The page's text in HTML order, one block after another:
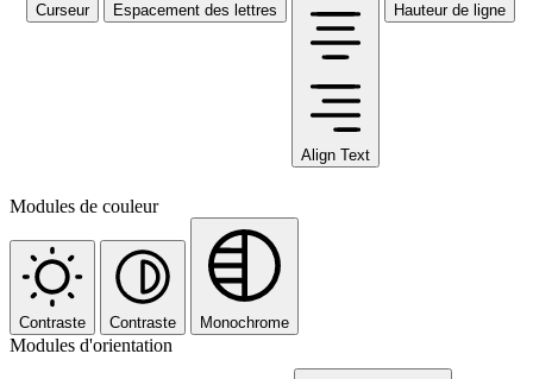
Curseur Espacement des lettres
Align Text
Hauteur de ligne
Modules de couleur
Contraste Contraste Monochrome
Modules d'orientation